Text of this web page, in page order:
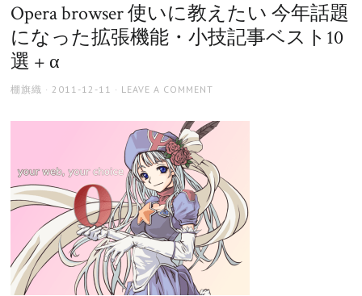
Opera browser 使いに教えたい 今年話題
になった拡張機能・小技記事ベスト10
選 + α
AUTHOR
棚旗織
POSTED
2011-12-11 LEAVE A COMMENT